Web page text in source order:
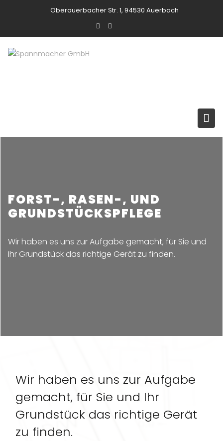
Oberauerbacher Str. 1, 94530 Auerbach
FORST-, RASEN-, UND
GRUNDSTÜCKSPFLEGE
Wir haben es uns zur Aufgabe gemacht, für Sie und
Ihr Grundstück das richtige Gerät zu finden.
Wir haben es uns zur Aufgabe
gemacht, für Sie und Ihr
Grundstück das richtige Gerät
zu finden.